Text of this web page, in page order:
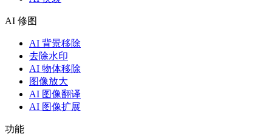
AI 修图
AI 背景移除
去除水印
AI 物体移除
图像放大
AI 图像翻译
AI 图像扩展
功能